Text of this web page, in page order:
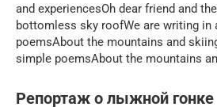
and experiencesOh dear friend and
bottomless sky roofWe are writing in
poemsAbout the mountains and
simple poemsAbout the mountains
Репортаж о лыжной гонке